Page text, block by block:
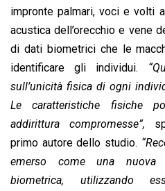
impronte palmari, voci e volti
acustica dell’orecchio e vene
di dati biometrici che le
identificare gli individui.
sull’unicità fisica di ogni
Le caratteristiche fisiche
addirittura compromesse”,
primo autore dello studio.
emerso come una nuova
biometrica, utilizzando